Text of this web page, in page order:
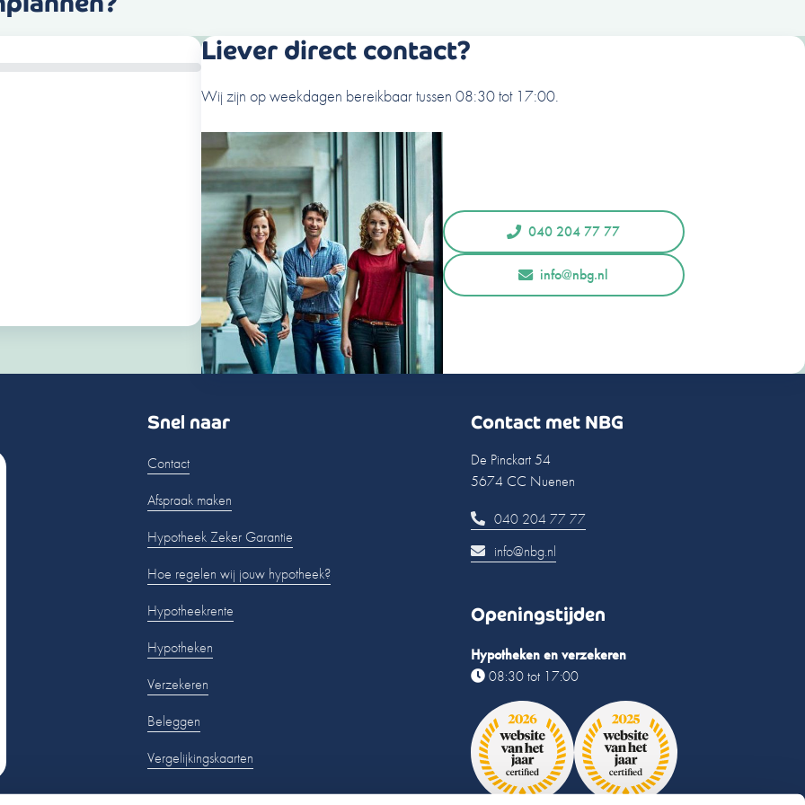
Liever direct contact?
Wij zijn op weekdagen bereikbaar tussen 08:30 tot 17:00.
040 204 77 77
info@nbg.nl
Snel naar
Contact
Afspraak maken
Hypotheek Zeker Garantie
Hoe regelen wij jouw hypotheek?
Hypotheekrente
Hypotheken
Verzekeren
Beleggen
Vergelijkingskaarten
Contact met NBG
De Pinckart 54
5674 CC Nuenen
040 204 77 77
info@nbg.nl
Openingstijden
Hypotheken en verzekeren
08:30 tot 17:00